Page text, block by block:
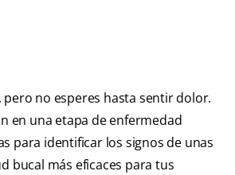
no esperes hasta sentir dolor.
en una etapa de enfermedad
para identificar los signos de unas
bucal más eficaces para tus